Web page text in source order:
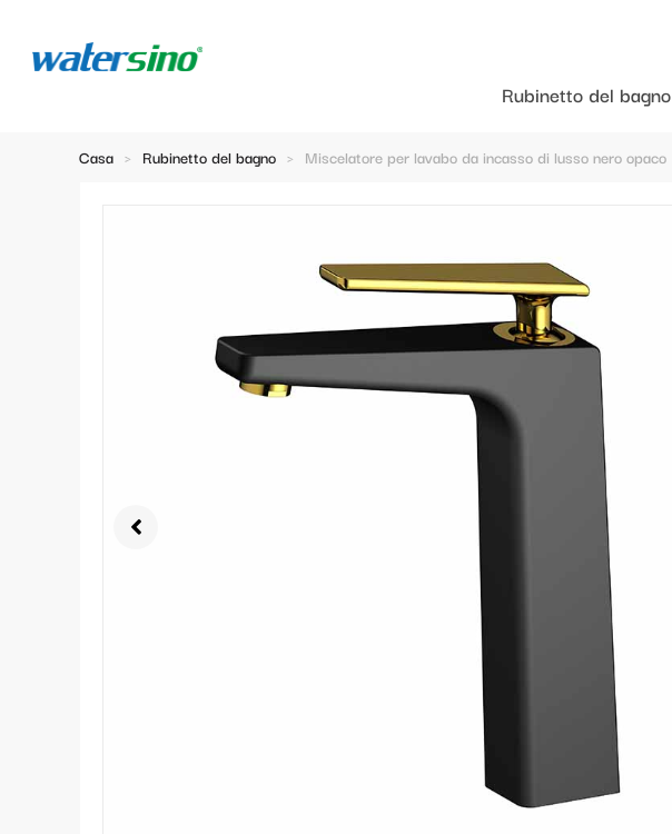
Rubinetto del bagno
Casa > Rubinetto del bagno > Miscelatore per lavabo da incasso di lusso nero opaco